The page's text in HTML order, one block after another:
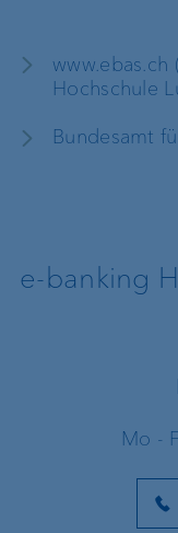
www.ebas.ch
Hochschule
Bundesamt
e-banking
Mo -